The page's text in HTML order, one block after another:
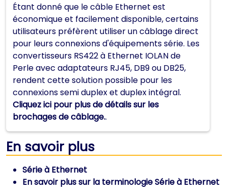
Étant donné que le câble Ethernet est
économique et facilement disponible, certains
utilisateurs préfèrent utiliser un câblage direct
pour leurs connexions d'équipements série. Les
convertisseurs RS422 à Ethernet IOLAN de
Perle avec adaptateurs RJ45, DB9 ou DB25,
rendent cette solution possible pour les
connexions semi duplex et duplex intégral.
Cliquez ici pour plus de détails sur les
brochages de câblage..
En savoir plus
Série à Ethernet
En savoir plus sur la terminologie Série à Ethernet